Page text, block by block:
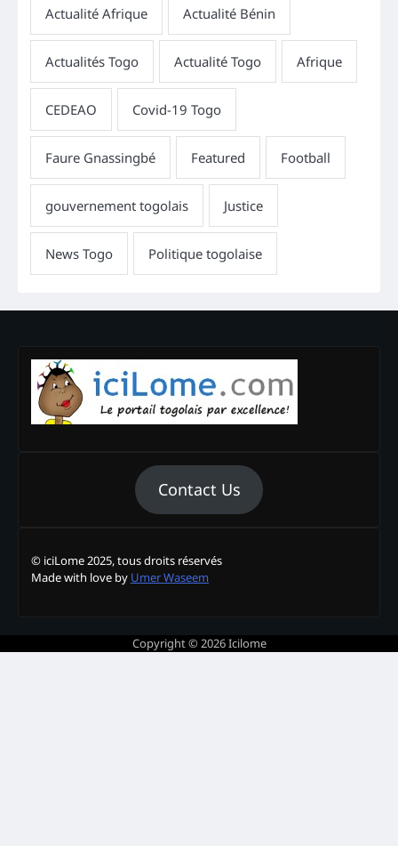
Contact Us
© iciLome 2025, tous droits réservés
Made with love by Umer Waseem
Copyright © 2026Icilome